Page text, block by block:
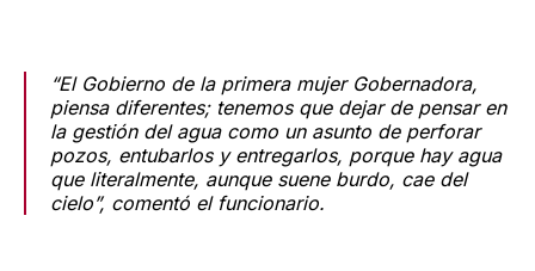
“El Gobierno de la primera mujer Gobernadora,
piensa diferentes; tenemos que dejar de pensar en
la gestión del agua como un asunto de perforar
pozos, entubarlos y entregarlos, porque hay agua
que literalmente, aunque suene burdo, cae del
cielo”, comentó el funcionario.